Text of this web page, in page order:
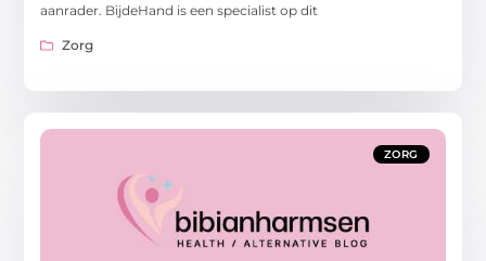
aanrader. BijdeHand is een specialist op dit
Zorg
ZORG